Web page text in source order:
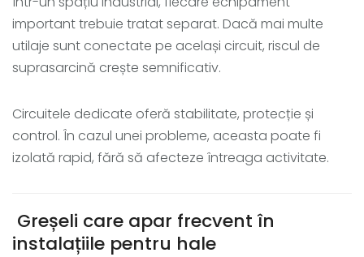
important trebuie tratat separat. Dacă mai multe
utilaje sunt conectate pe același circuit, riscul de
suprasarcină crește semnificativ.
Circuitele dedicate oferă stabilitate, protecție și
control. În cazul unei probleme, aceasta poate fi
izolată rapid, fără să afecteze întreaga activitate.
Greșeli care apar frecvent în
instalațiile pentru hale